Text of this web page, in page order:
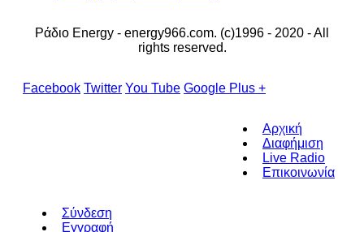
Ράδιο Energy - energy966.com. (c)1996 - 2020 - All
rights reserved.
Facebook Twitter You Tube Google Plus +
Αρχική
Διαφήμιση
Live Radio
Επικοινωνία
Σύνδεση
Εγγραφή